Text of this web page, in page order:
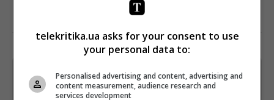
Щотижневий лист з найцікавішим.
Пишемо з любов'ю
!
telekritika.ua asks for your consent to use
your personal data to:
Personalised advertising and content, advertising and
content measurement, audience research and
services development